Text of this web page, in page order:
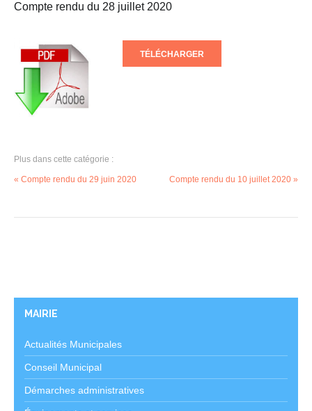
Compte rendu du 28 juillet 2020
TÉLÉCHARGER
Plus dans cette catégorie :
« Compte rendu du 29 juin 2020 Compte rendu du 10 juillet 2020 »
MAIRIE
Actualités Municipales
Conseil Municipal
Démarches administratives